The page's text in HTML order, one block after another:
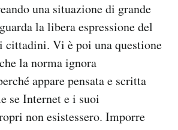
una situazione di grande
la libera espressione del
cittadini. Vi è poi una questione
la norma ignora
appare pensata e scritta
se Internet e i suoi
non esistessero. Imporre